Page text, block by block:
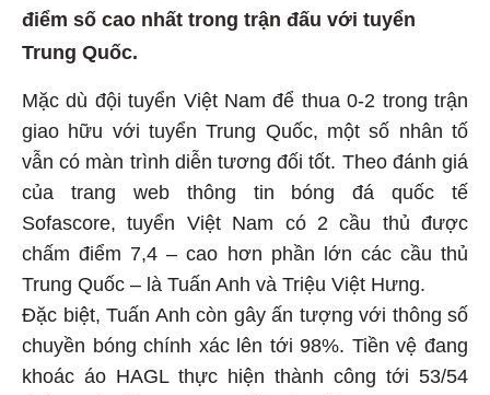
điểm số cao nhất trong trận đấu với tuyển
Trung Quốc.
Mặc dù đội tuyển Việt Nam để thua 0-2 trong trận
giao hữu với tuyển Trung Quốc, một số nhân tố
vẫn có màn trình diễn tương đối tốt. Theo đánh giá
của trang web thông tin bóng đá quốc tế
Sofascore, tuyển Việt Nam có 2 cầu thủ được
chấm điểm 7,4 – cao hơn phần lớn các cầu thủ
Trung Quốc – là Tuấn Anh và Triệu Việt Hưng.
Đặc biệt, Tuấn Anh còn gây ấn tượng với thông số
chuyền bóng chính xác lên tới 98%. Tiền vệ đang
khoác áo HAGL thực hiện thành công tới 53/54